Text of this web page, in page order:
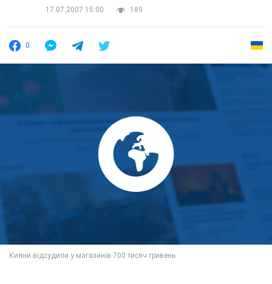
17.07.2007 15:00
189
0